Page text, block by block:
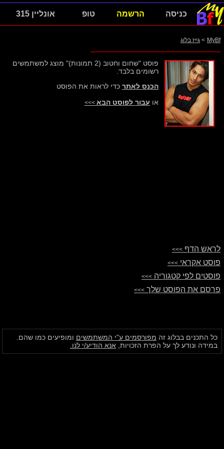
כניסה הרשמה טופ אונליין 315
MyBf
> גייז בלוג
פוסט "שחום וחטוב (2 תמונות)" מוצג למשתמשים
רשומים בלבד.
הכנס לאתר כדי לראות את הפוסט
או עבור לפוסט הבא >>>
לראש הדף >>>
פוסט אקראי >>>
פוסטים לפי קטגוריה >>>
פרסם את הפוסט שלך >>>
כל התכנים בבלוג זה מפורסמים ע"י המשתמשים ומופיעים כמו שהם.
במידה ונודע לך על הפרת הזכויות, אנא הודיע/י לנו.